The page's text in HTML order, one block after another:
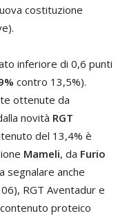
costituzione
inferiore di 0,6 punti
contro 13,5%).
ottenute da
novità RGT
del 13,4% è
Mameli, da Furio
segnalare anche
RGT Aventadur e
proteico